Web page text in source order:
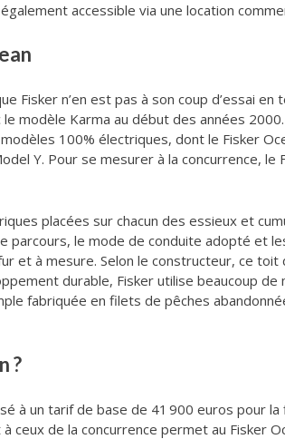
accessible via une location
Fisker n’en est pas à son coup d’essai
modèle Karma au début des années
100% électriques, dont le Fisker
Y. Pour se mesurer à la concurrence,
placées sur chacun des essieux et
parcours, le mode de conduite adopté et
et à mesure. Selon le constructeur, ce
durable, Fisker utilise beaucoup
fabriquée en filets de pêches
?
à un tarif de base de 41 900 euros pour
de la concurrence permet au Fisker